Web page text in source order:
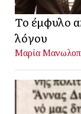
Το έμφυλο
λόγου
Μαρία